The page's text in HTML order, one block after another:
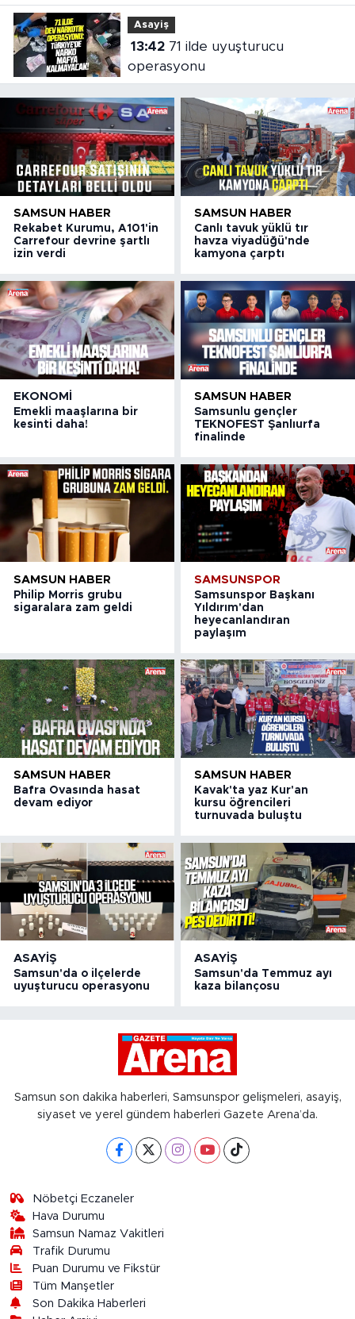
Asayiş
13:4271 ilde uyuşturucu
operasyonu
SAMSUN HABER
Rekabet Kurumu, A101'in
Carrefour devrine şartlı
izin verdi
SAMSUN HABER
Canlı tavuk yüklü tır
havza viyadüğü'nde
kamyona çarptı
EKONOMI
Emekli maaşlarına bir
kesinti daha!
SAMSUN HABER
Samsunlu gençler
TEKNOFEST Şanlıurfa
finalinde
SAMSUN HABER
Philip Morris grubu
sigaralara zam geldi
SAMSUNSPOR
Samsunspor Başkanı
Yıldırım'dan
heyecanlandıran
paylaşım
SAMSUN HABER
Bafra Ovasında hasat
devam ediyor
SAMSUN HABER
Kavak'ta yaz Kur'an
kursu öğrencileri
turnuvada buluştu
ASAYIŞ
Samsun'da o ilçelerde
uyuşturucu operasyonu
ASAYIŞ
Samsun'da Temmuz ayı
kaza bilançosu
Samsun son dakika haberleri, Samsunspor gelişmeleri, asayiş,
siyaset ve yerel gündem haberleri Gazete Arena’da.
Nöbetçi Eczaneler
Hava Durumu
Samsun Namaz Vakitleri
Trafik Durumu
Puan Durumu ve Fikstür
Tüm Manşetler
Son Dakika Haberleri